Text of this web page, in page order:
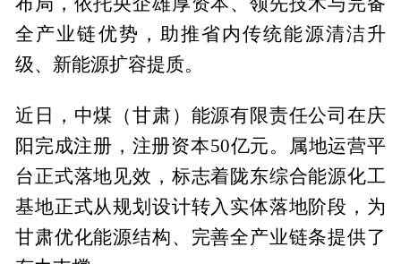
全产业链优势，助推省内传统能源清洁升
级、新能源扩容提质。
近日，中煤（甘肃）能源有限责任公司在庆
阳完成注册，注册资本50亿元。属地运营平
台正式落地见效，标志着陇东综合能源化工
基地正式从规划设计转入实体落地阶段，为
甘肃优化能源结构、完善全产业链条提供了